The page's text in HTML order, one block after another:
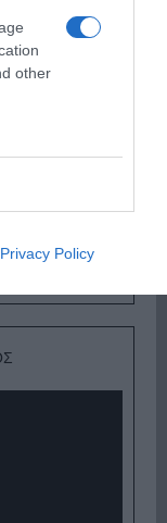
other
Privacy Policy